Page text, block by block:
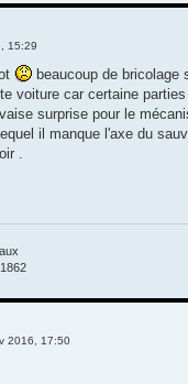
15:29
beaucoup de
voiture car certaine
surprise pour le
il manque l'axe du
.
2016, 17:50